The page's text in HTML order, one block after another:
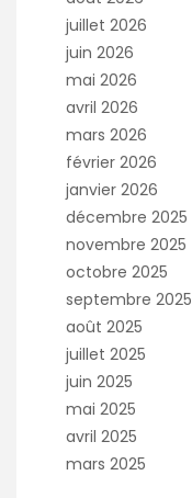
juillet 2026
juin 2026
mai 2026
avril 2026
mars 2026
février 2026
janvier 2026
décembre 2025
novembre 2025
octobre 2025
septembre 2025
août 2025
juillet 2025
juin 2025
mai 2025
avril 2025
mars 2025